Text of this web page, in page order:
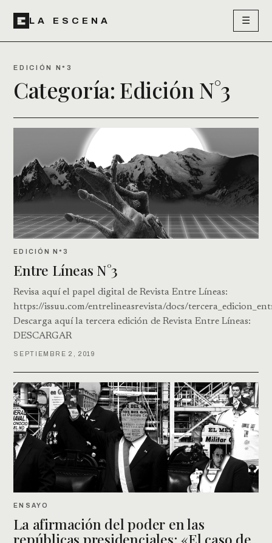
LA ESCENA ☰
EDICIÓN N°3
Categoría: Edición N°3
EDICIÓN N°3
Entre Líneas N°3
Revisa aquí el papel digital de Revista Entre Líneas:
https://issuu.com/entrelineasrevista/docs/
Descarga aquí la tercera edición de Revista Entre Líneas:
DESCARGAR
SEPTIEMBRE 2, 2019
ENSAYO
La afirmación del poder en las
repúblicas presidenciales: «El caso de